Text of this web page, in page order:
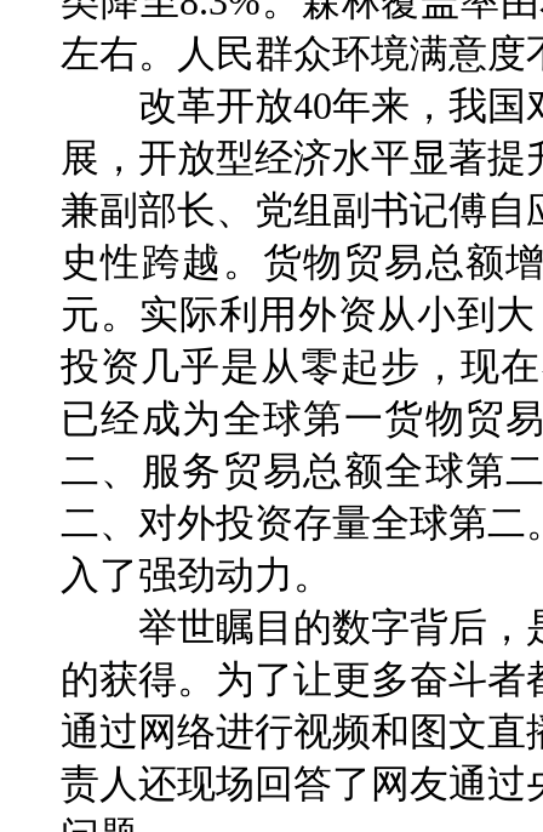
左右。人民群众环境满意度
改革开放40年来，我国
展，开放型经济水平显著
兼副部长、党组副书记傅
史性跨越。货物贸易总额
元。实际利用外资从小到
投资几乎是从零起步，现
已经成为全球第一货物贸
二、服务贸易总额全球第
二、对外投资存量全球第
入了强劲动力。
举世瞩目的数字背后，
的获得。为了让更多奋斗
通过网络进行视频和图文
责人还现场回答了网友通